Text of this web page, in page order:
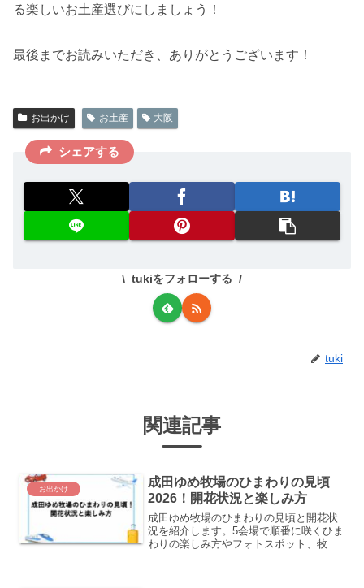
る楽しいお土産選びにしましょう！
最後までお読みいただき、ありがとうございます！
お出かけ お土産 大阪
シェアする
tukiをフォローする
tuki
関連記事
お出かけ
成田ゆめ牧場のひまわりの見頃
2026！開花状況と楽しみ方
成田ゆめ牧場のひまわりの見頃と開花状
況を紹介します。5会場で順番に咲くひま
わりの楽しみ方やフォトスポット、牧場